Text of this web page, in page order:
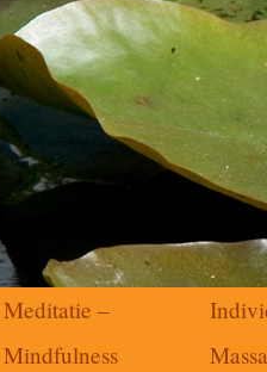
Meditatie –
Mindfulness